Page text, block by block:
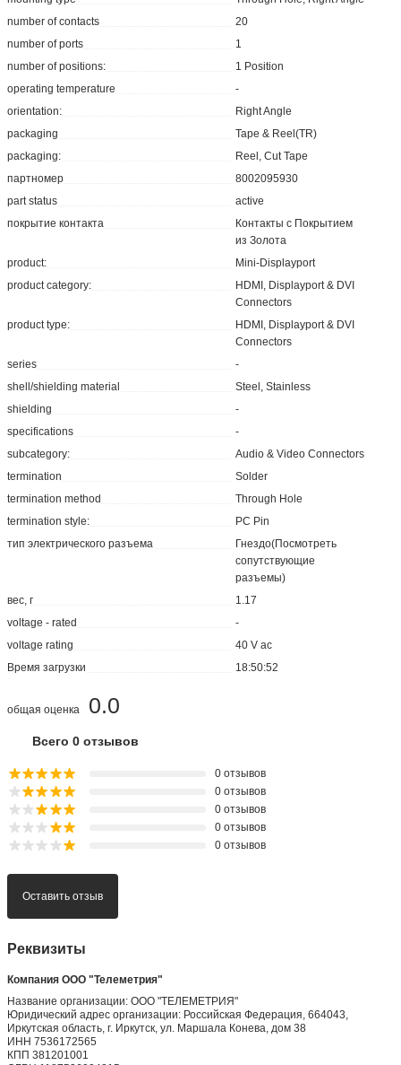
number of contacts
20
number of ports
1
number of positions:
1 Position
operating temperature
-
orientation:
Right Angle
packaging
Tape & Reel(TR)
packaging:
Reel, Cut Tape
партномер
8002095930
part status
active
покрытие контакта
Контакты с Покрытием
из Золота
product:
Mini-Displayport
product category:
HDMI, Displayport & DVI
Connectors
product type:
HDMI, Displayport & DVI
Connectors
series
-
shell/shielding material
Steel, Stainless
shielding
-
specifications
-
subcategory:
Audio & Video Connectors
termination
Solder
termination method
Through Hole
termination style:
PC Pin
тип электрического разъема
Гнездо(Посмотреть
сопутствующие
разъемы)
вес, г
1.17
voltage - rated
-
voltage rating
40 V ac
Время загрузки
18:50:52
0.0
общая оценка
Всего 0 отзывов
0 отзывов
0 отзывов
0 отзывов
0 отзывов
0 отзывов
Оставить отзыв
Реквизиты
Компания ООО "Телеметрия"
Название организации: ООО "ТЕЛЕМЕТРИЯ"
Юридический адрес организации: Российская Федерация, 664043,
Иркутская область, г. Иркутск, ул. Маршала Конева, дом 38
ИНН 7536172565
КПП 381201001